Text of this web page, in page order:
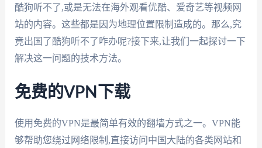
酷狗听不了,或是无法在海外观看优酷、爱奇艺等视频网
站的内容。这些都是因为地理位置限制造成的。那么,究
竟出国了酷狗听不了咋办呢?接下来,让我们一起探讨一下
解决这一问题的技术方法。
免费的VPN下载
使用免费的VPN是最简单有效的翻墙方式之一。VPN能
够帮助您绕过网络限制,直接访问中国大陆的各类网站和